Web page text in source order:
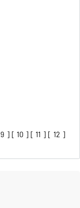
9 ] [ 10 ] [ 11 ] [ 12 ]